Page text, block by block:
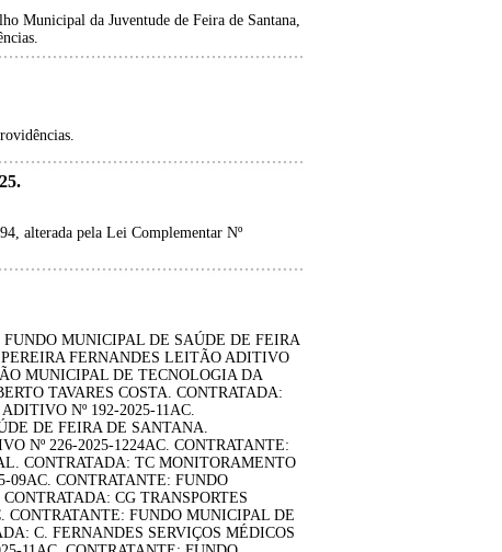
Municipal da Juventude de Feira de Santana,
alterada pela Lei Complementar Nº
MUNICIPAL DE SAÚDE DE FEIRA
FERNANDES LEITÃO ADITIVO
MUNICIPAL DE TECNOLOGIA DA
TAVARES COSTA. CONTRATADA:
Nº 192-2025-11AC.
DE FEIRA DE SANTANA.
Nº 226-2025-1224AC. CONTRATANTE:
CONTRATADA: TC MONITORAMENTO
09AC. CONTRATANTE: FUNDO
CG TRANSPORTES
CONTRATANTE: FUNDO MUNICIPAL DE
C. FERNANDES SERVIÇOS MÉDICOS